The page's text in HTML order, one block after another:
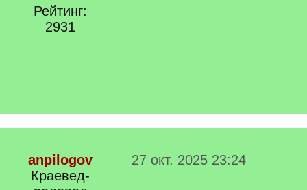
Рейтинг:
2931
anpilogov
Краевед-
27 окт. 2025 23:24